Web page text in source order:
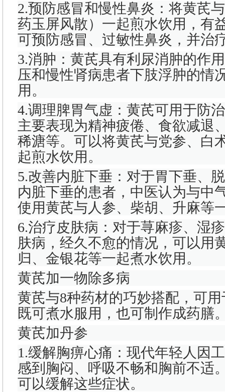
2.预防感冒和慢性鼻炎：将黄芪
药玉屏风散）一起煎水饮用，有
可预防感冒、过敏性鼻炎，并治
3.消肿：黄芪具有利尿消肿的作
压和慢性肾病患者下肢浮肿的情
用。
4.调理脾胃气虚：黄芪可用于防
主要表现为精神疲倦、食欲减退
稀溏等。可以将黄芪与党参、白
起煎水饮用。
5.改善内脏下垂：对于胃下垂、
内脏下垂的患者，中医认为与中
使用黄芪与人参、柴胡、升麻等
6.治疗皮肤病：对于荨麻疹、湿
肤病，经久不愈的情况，可以用
归、金银花等一起煮水饮用。
黄芪加一物除多病
黄芪与8种药材的巧妙搭配，可
既可煮水服用，也可制作成药膳
黄芪加丹参
1.缓解胸痹心痛：现代年轻人因
感到胸闷、呼吸不畅和胸前不适
可以缓解这些症状。